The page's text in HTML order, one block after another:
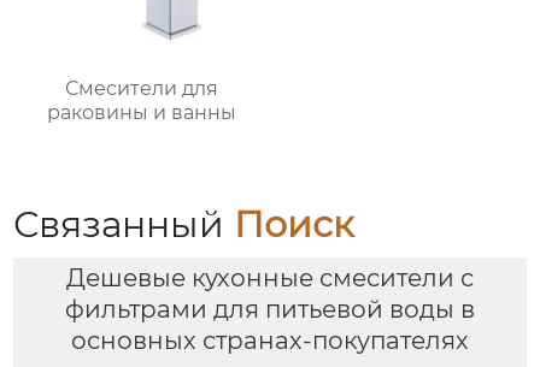
Смесители для
раковины и ванны
Связанный Поиск
Дешевые кухонные смесители с
фильтрами для питьевой воды в
основных странах-покупателях